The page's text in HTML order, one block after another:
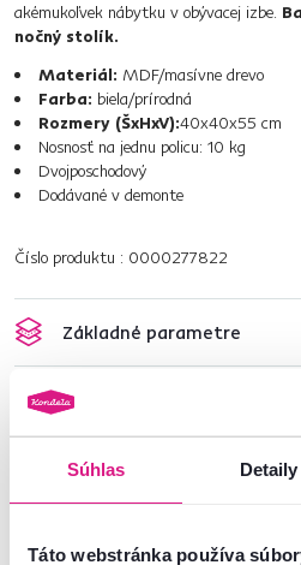
Súhlas Detaily
Táto webstránka používa
akémukoľvek nábytku v obývacej izbe.
nočný stolík.
Materiál: MDF/masívne drevo
Farba: biela/prírodná
Rozmery (ŠxHxV):40x40x55 cm
Nosnosť na jednu policu: 10 kg
Dvojposchodový
Dodávané v demonte
Číslo produktu : 0000277822
Základné parametre
Rozmery a špecifikácie
Informácie o balení